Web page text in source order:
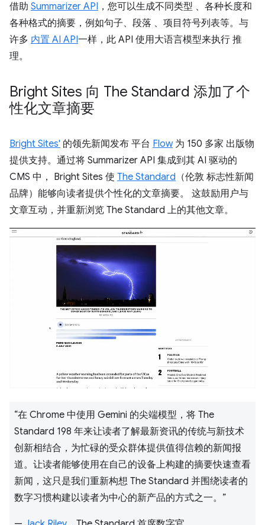
借助 Summarizer API ，您可以生成不同类型 、各种长度和
各种格式的摘要，例如句子、段落 、项目符号列表等。与
许多 内置 AI API一样，此 API 使用大语言模型来执行 推
理。
Bright Sites 向 The Standard 添加了个
性化文章摘要
Bright Sites' 的领先新闻发布 平台 Flow为 150 多家 出版物
提供支持。通过将 Summarizer API 集成到其 AI 驱动的
CMS 中， Bright Sites 使 The Standard （伦敦 标志性新闻
品牌）能够向读者提供个性化的文章摘要。 这鼓励用户与
文章互动，并重新浏览 The Standard 上的其他文章。
“在 Chrome 中使用 Gemini 的尖端模型，将 The
Standard 198 年来让读者了解最新资讯的传统与新技术
创新相结合，为忙碌的受众群体提供值得信赖的新闻报
道。让读者能够使用在自己的设备上构建的摘要快速查看
新闻，这只是我们重新构想 The Standard 并围绕读者的
数字习惯构建以读者为中心的新产品的方式之一。”